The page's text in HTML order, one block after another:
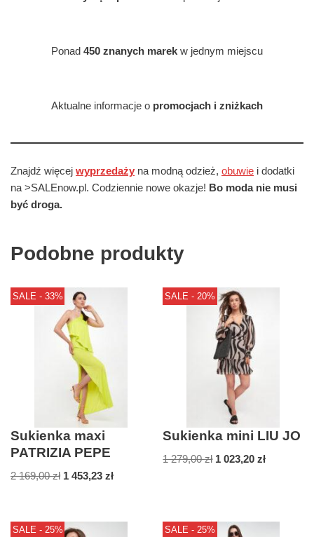
Ponad 450 znanych marek w jednym miejscu
Aktualne informacje o promocjach i zniżkach
Znajdź więcej wyprzedaży na modną odzież, obuwie i dodatki
na >SALEnow.pl. Codziennie nowe okazje! Bo moda nie musi
być droga.
Podobne produkty
SALE - 33%
Sukienka maxi
PATRIZIA PEPE
2 169,00zł 1 453,23 zł
SALE - 20%
Sukienka mini LIU JO
1 279,00zł 1 023,20zł
SALE - 25% SALE - 25%